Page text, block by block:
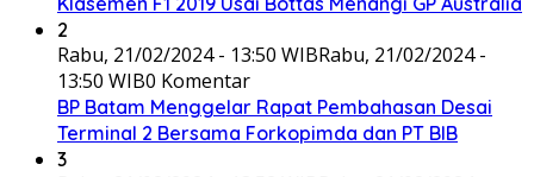
2
Rabu, 21/02/2024 - 13:50 WIBRabu, 21/02/2024 -
13:50 WIB0 Komentar
BP Batam Menggelar Rapat Pembahasan Desai
Terminal 2 Bersama Forkopimda dan PT BIB
3